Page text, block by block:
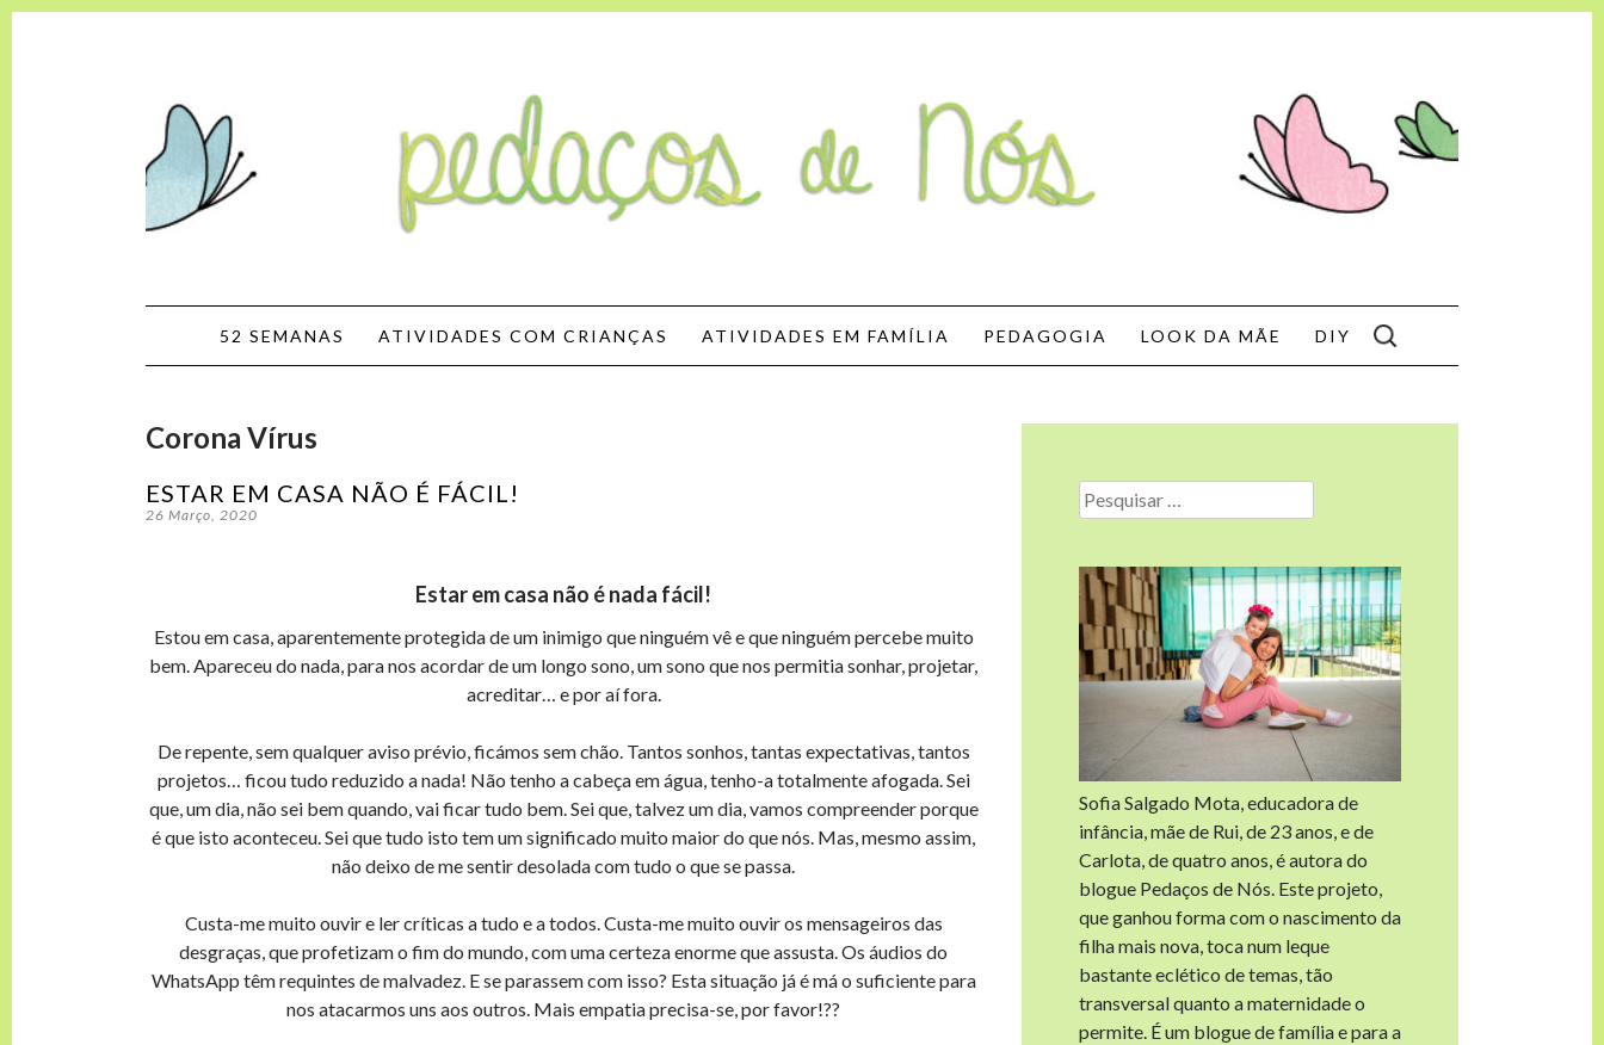
Pedaços de Nós
52 SEMANAS
ATIVIDADES COM CRIANÇAS ATIVIDADES EM FAMÍLIA PEDAGOGIA LOOK DA MÃE DIY
SEARCH
FOR:
Corona Vírus
ESTAR EM CASA NÃO É FÁCIL!
26 Março, 2020
Estar em casa não é nada fácil!
Estou em casa, aparentemente protegida de um inimigo que ninguém vê e que ninguém percebe muito
bem. Apareceu do nada, para nos acordar de um longo sono, um sono que nos permitia sonhar, projetar,
acreditar… e por aí fora.
De repente, sem qualquer aviso prévio, ficámos sem chão. Tantos sonhos, tantas expectativas, tantos
projetos… ficou tudo reduzido a nada! Não tenho a cabeça em água, tenho-a totalmente afogada. Sei
que, um dia, não sei bem quando, vai ficar tudo bem. Sei que, talvez um dia, vamos compreender porque
é que isto aconteceu. Sei que tudo isto tem um significado muito maior do que nós. Mas, mesmo assim,
não deixo de me sentir desolada com tudo o que se passa.
Custa-me muito ouvir e ler críticas a tudo e a todos. Custa-me muito ouvir os mensageiros das
desgraças, que profetizam o fim do mundo, com uma certeza enorme que assusta. Os áudios do
WhatsApp têm requintes de malvadez. E se parassem com isso? Esta situação já é má o suficiente para
nos atacarmos uns aos outros. Mais empatia precisa-se, por favor!??
Pesquisar
por:
Sofia Salgado Mota, educadora de
infância, mãe de Rui, de 23 anos, e de
Carlota, de quatro anos, é autora do
blogue Pedaços de Nós. Este projeto,
que ganhou forma com o nascimento da
filha mais nova, toca num leque
bastante eclético de temas, tão
transversal quanto a maternidade o
permite. É um blogue de família e para a